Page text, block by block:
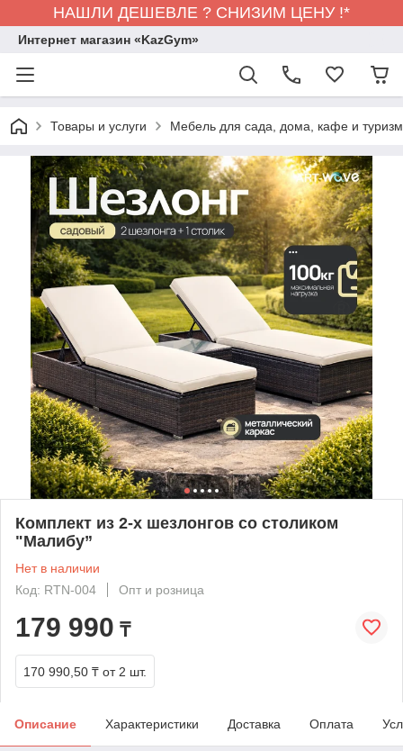
НАШЛИ ДЕШЕВЛЕ ? СНИЗИМ ЦЕНУ !*
Интернет магазин «KazGym»
Товары и услуги Мебель для сада, дома, кафе и
Комплект из 2-х шезлонгов со столиком
"Малибу”
Нет в наличии
Код: RTN-004
Опт и розница
179 990 ₸
170 990,50 ₸ от 2 шт.
Описание Характеристики Доставка Оплата